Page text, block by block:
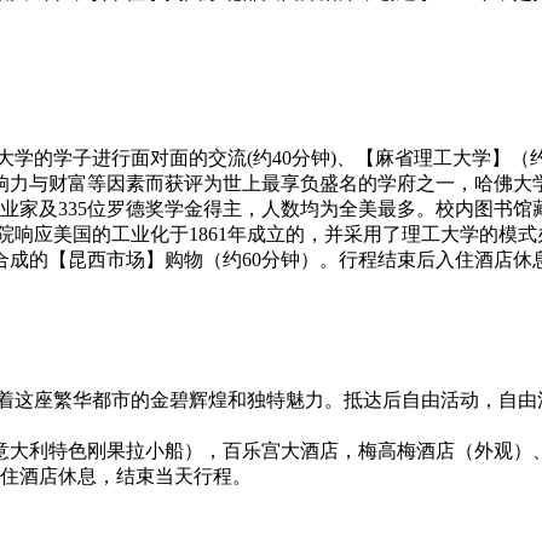
的学子进行面对面的交流(约40分钟)、【麻省理工大学】
与财富等因素而获评为世上最享负盛名的学府之一，哈佛
家及335位罗德奖学金得主，人数均为全美最多。校内图书
应美国的工业化于1861年成立的，并采用了理工大学的模
的【昆西市场】购物（约60分钟）。行程结束后入住酒店休
座繁华都市的金碧辉煌和独特魅力。抵达后自由活动，自
利特色刚果拉小船），百乐宫大酒店，梅高梅酒店（外观
酒店休息，结束当天行程。